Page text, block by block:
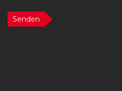
Senden